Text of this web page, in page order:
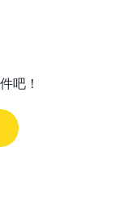
吧！